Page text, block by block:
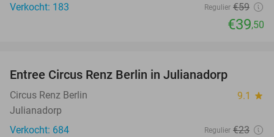
Verkocht: 183
Regulier €59
€39,50
Entree Circus Renz Berlin in Julianadorp
Circus Renz Berlin 9.1 star
Julianadorp
Verkocht: 684
Regulier €23